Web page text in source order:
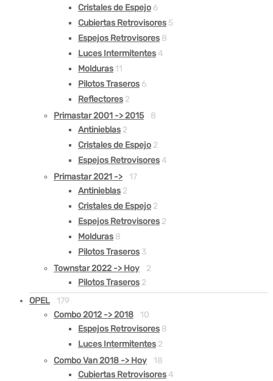
Cristales de Espejo 6
Cubiertas Retrovisores 5
Espejos Retrovisores 8
Luces Intermitentes 4
Molduras 11
Pilotos Traseros 6
Reflectores 2
Primastar 2001 -> 2015
8
Antinieblas 2
Cristales de Espejo 2
Espejos Retrovisores 4
Primastar 2021 ->
17
Antinieblas 2
Cristales de Espejo 2
Espejos Retrovisores 2
Molduras 8
Pilotos Traseros 3
Townstar 2022 -> Hoy
2
Pilotos Traseros 2
OPEL
179
Combo 2012 -> 2018
10
Espejos Retrovisores 8
Luces Intermitentes 2
Combo Van 2018 -> Hoy
18
Cubiertas Retrovisores 4